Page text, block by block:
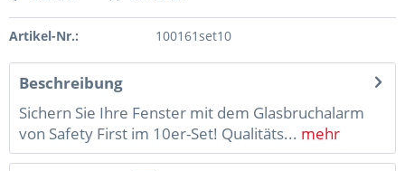
Artikel-Nr.: 100161set10
Beschreibung
Sichern Sie Ihre Fenster mit dem Glasbruchalarm
von Safety First im 10er-Set! Qualitäts... mehr